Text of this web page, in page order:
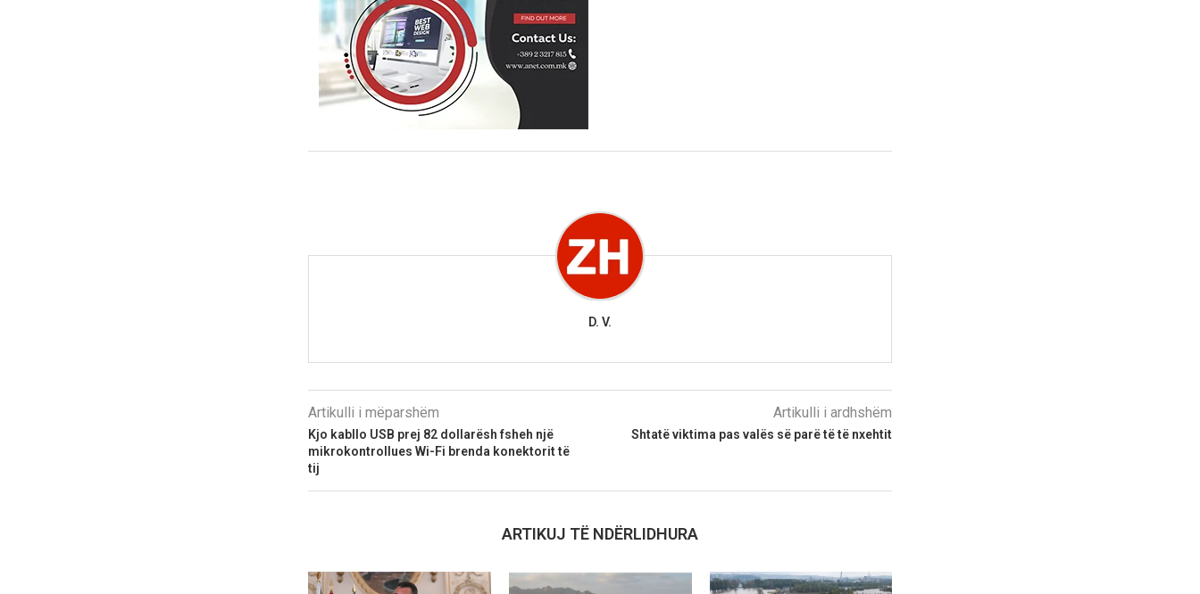
D. V.
Artikulli i mëparshëm
Kjo kabllo USB prej 82 dollarësh fsheh një
mikrokontrollues Wi-Fi brenda konektorit të
tij
Artikulli i ardhshëm
Shtatë viktima pas valës së parë të të nxehtit
ARTIKUJ TË NDËRLIDHURA